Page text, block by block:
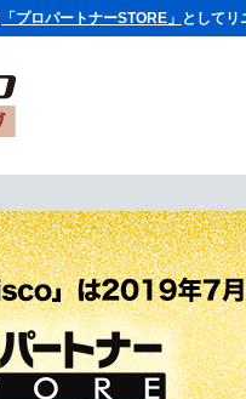
「プロパートナーSTORE」 としてリ